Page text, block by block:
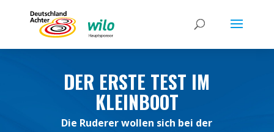
DER ERSTE TEST IM
KLEINBOOT
Die Ruderer wollen sich bei der